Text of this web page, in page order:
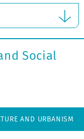
Social
AND URBANISM